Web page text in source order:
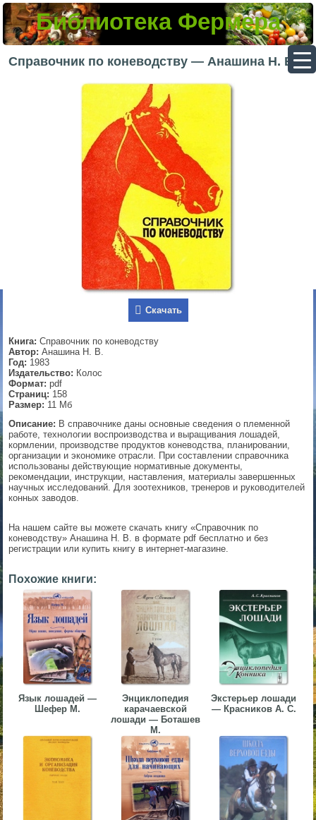
Библиотека Фермера
Справочник по коневодству — Анашина Н. В.
Скачать
Книга: Справочник по коневодству
Автор: Анашина Н. В.
Год: 1983
Издательство: Колос
Формат: pdf
Страниц: 158
Размер: 11 Мб
Описание: В справочнике даны основные сведения о племенной
работе, технологии воспроизводства и выращивания лошадей,
кормлении, производстве продуктов коневодства, планировании,
организации и экономике отрасли. При составлении справочника
использованы действующие нормативные документы,
рекомендации, инструкции, наставления, материалы завершенных
научных исследований. Для зоотехников, тренеров и руководителей
конных заводов.
На нашем сайте вы можете скачать книгу «Справочник по
коневодству» Анашина Н. В. в формате pdf бесплатно и без
регистрации или купить книгу в интернет-магазине.
Похожие книги:
Язык лошадей —
Шефер М.
Энциклопедия
карачаевской
лошади — Боташев
М.
Экстерьер лошади
— Красников А. С.
▼
▼
▼
▼
▼